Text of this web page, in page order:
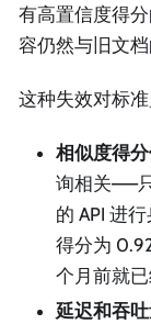
有高置信度得
容仍然与旧文档
这种失效对标
相似度得分
询相关——
的 API 进
得分为
个月前就已
延迟和吞吐